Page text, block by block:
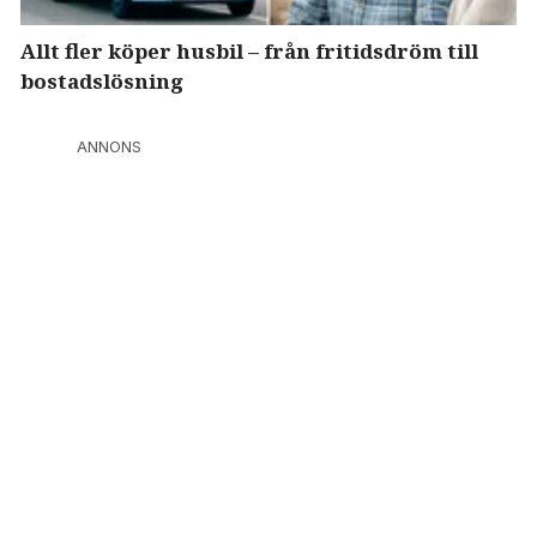
Allt fler köper husbil – från fritidsdröm till
bostadslösning
ANNONS